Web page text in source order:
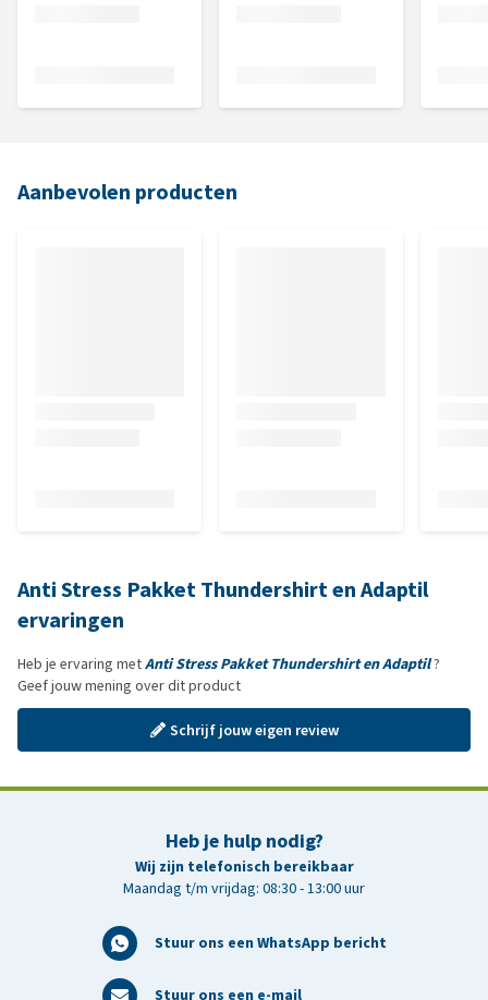
Aanbevolen producten
Anti Stress Pakket Thundershirt en Adaptil
ervaringen
Heb je ervaring metAnti Stress Pakket Thundershirt en Adaptil?
Geef jouw mening over dit product
Schrijf jouw eigen review
Heb je hulp nodig?
Wij zijn telefonisch bereikbaar
Maandag t/m vrijdag: 08:30 - 13:00 uur
Stuur ons een WhatsApp bericht
Stuur ons een e-mail